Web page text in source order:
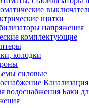
щитки
напряжения
комплектующие
колодки
силовые
Канализация
Баки